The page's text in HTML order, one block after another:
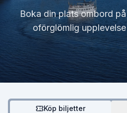
Boka din plats ombord
oförglömlig
Köp biljetter